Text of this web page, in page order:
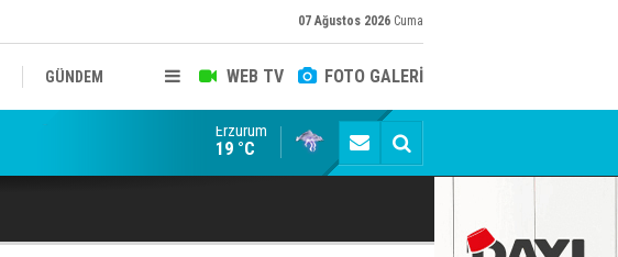
07 Ağustos 2026 Cuma
WEB TV FOTO GALERİ
GÜNDEM
Bala İkra'ya el uzatma zamanı: Sen de umut ol...
Erzurum
19 °C